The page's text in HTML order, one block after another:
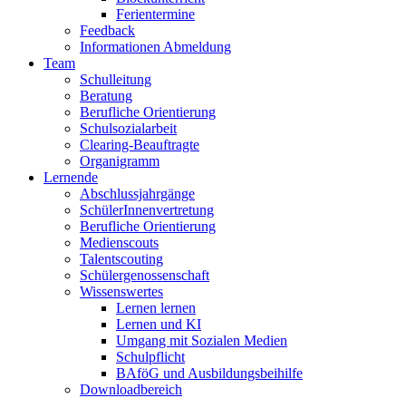
Ferientermine
Feedback
Informationen Abmeldung
Team
Schulleitung
Beratung
Berufliche Orientierung
Schulsozialarbeit
Clearing-Beauftragte
Organigramm
Lernende
Abschlussjahrgänge
SchülerInnenvertretung
Berufliche Orientierung
Medienscouts
Talentscouting
Schüler­genossen­schaft
Wissenswertes
Lernen lernen
Lernen und KI
Umgang mit Sozialen Medien
Schulpflicht
BAföG und Ausbildungsbeihilfe
Downloadbereich